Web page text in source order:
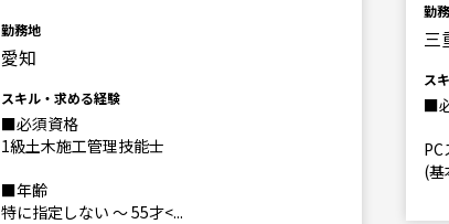
勤務地
愛知
スキル・求める経験
■必須資格
1級土木施工管理技能士
■年齢
特に指定しない ～ 55才<...
勤
三
ス
■
(基